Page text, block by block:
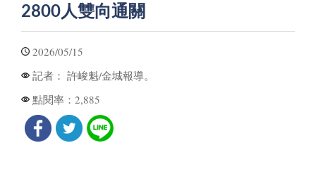
2800人雙向通關
2026/05/15
記者： 許峻魁/金城報導。
點閱率： 2,885